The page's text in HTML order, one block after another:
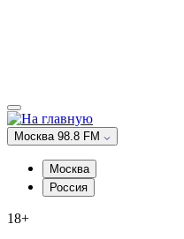
Москва 98.8 FM
Москва
Россия
18+